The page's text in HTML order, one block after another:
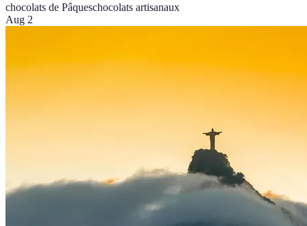
chocolats de Pâqueschocolats artisanaux
Aug 2